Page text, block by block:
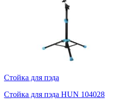
Стойка для пэда
Стойка для пэда HUN 104028